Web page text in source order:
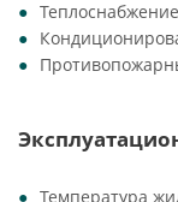
Теплоснабжение
Температура